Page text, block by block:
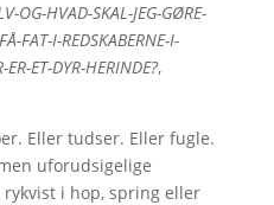
OG-HVAD-SKAL-JEG-GØRE-
FAT-I-REDSKABERNE-I-
ET-DYR-HERINDE?,
Eller tudser. Eller fugle.
uforudsigelige
i hop, spring eller